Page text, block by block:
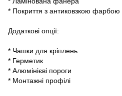
* Покриття з антиковзкою фарбою
Додаткові опції:
* Чашки для кріплень
* Герметик
* Алюмінієві пороги
* Монтажні профілі